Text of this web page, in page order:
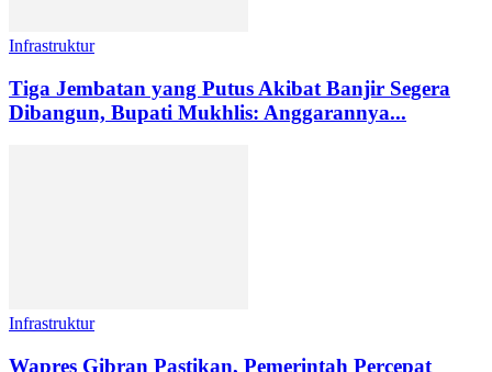
Infrastruktur
Tiga Jembatan yang Putus Akibat Banjir Segera
Dibangun, Bupati Mukhlis: Anggarannya...
Infrastruktur
Wapres Gibran Pastikan, Pemerintah Percepat